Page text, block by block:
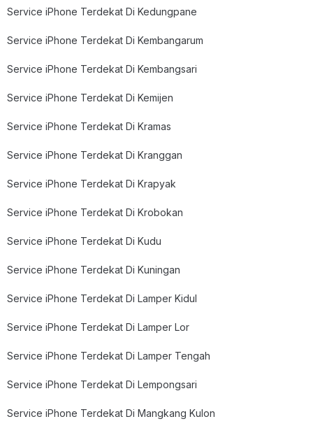
Service iPhone Terdekat Di Kedungpane
Service iPhone Terdekat Di Kembangarum
Service iPhone Terdekat Di Kembangsari
Service iPhone Terdekat Di Kemijen
Service iPhone Terdekat Di Kramas
Service iPhone Terdekat Di Kranggan
Service iPhone Terdekat Di Krapyak
Service iPhone Terdekat Di Krobokan
Service iPhone Terdekat Di Kudu
Service iPhone Terdekat Di Kuningan
Service iPhone Terdekat Di Lamper Kidul
Service iPhone Terdekat Di Lamper Lor
Service iPhone Terdekat Di Lamper Tengah
Service iPhone Terdekat Di Lempongsari
Service iPhone Terdekat Di Mangkang Kulon